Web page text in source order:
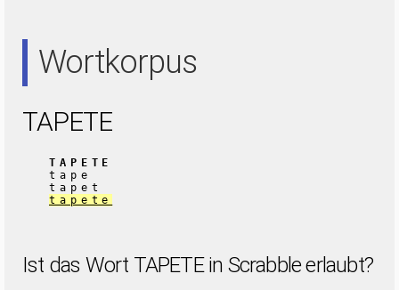
Wortkorpus
TAPETE
TAPETE
tape
tapet
tapete
Ist das Wort TAPETE in Scrabble erlaubt?